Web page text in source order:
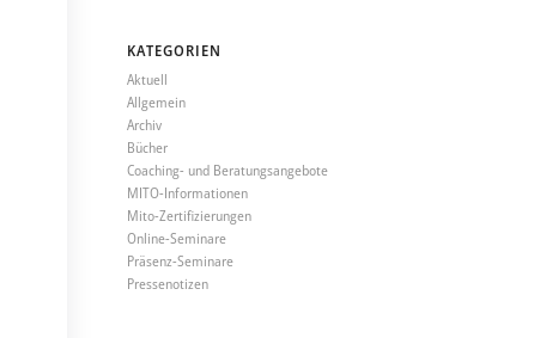
KATEGORIEN
Aktuell
Allgemein
Archiv
Bücher
Coaching- und Beratungsangebote
MITO-Informationen
Mito-Zertifizierungen
Online-Seminare
Präsenz-Seminare
Pressenotizen